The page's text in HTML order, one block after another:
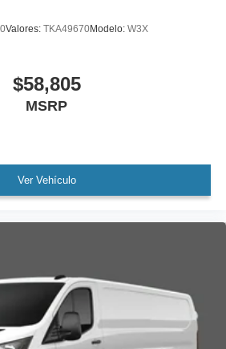
Valores: TKA49670Modelo: W3X
$58,805
MSRP
Ver Vehículo